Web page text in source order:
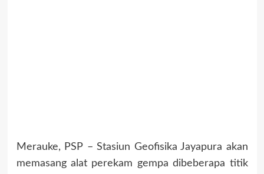
Merauke, PSP – Stasiun Geofisika Jayapura akan
memasang alat perekam gempa dibeberapa titik